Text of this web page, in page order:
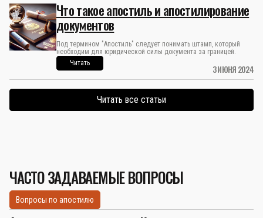
3 ИЮНЯ 2024
Что такое апостиль и апостилирование
документов
Под термином "Апостиль" следует понимать штамп, который
необходим для юридической силы документа за границей.
Читать
Читать все статьи
ЧАСТО ЗАДАВАЕМЫЕ ВОПРОСЫ
Вопросы по апостилю